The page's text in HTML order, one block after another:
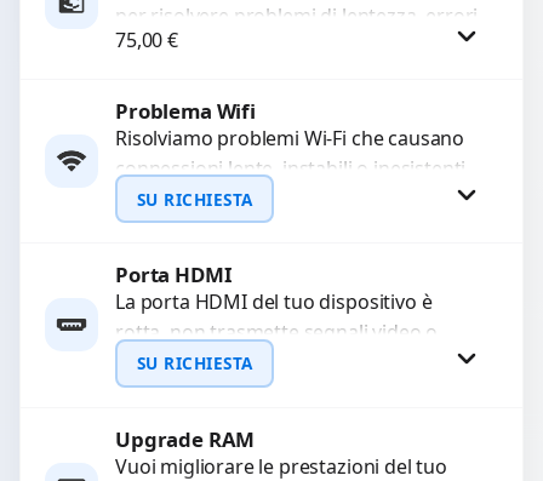
WhatsApp
per risolvere problemi di lentezza, errori
di sistema o malfunzionamenti.
75,00€
Procedi
Problema Wifi
Risolviamo problemi Wi-Fi che causano
connessioni lente, instabili o inesistenti.
Diagnosi approfondita per identificare
guasti hardware o software.
SU RICHIESTA
Richiedi Preventivo
WhatsApp
Porta HDMI
La porta HDMI del tuo dispositivo è
rotta, non trasmette segnali video o
audio? Ripariamo o sostituiamo porte
HDMI con...
SU RICHIESTA
Richiedi Preventivo
Upgrade RAM
Vuoi migliorare le prestazioni del tuo